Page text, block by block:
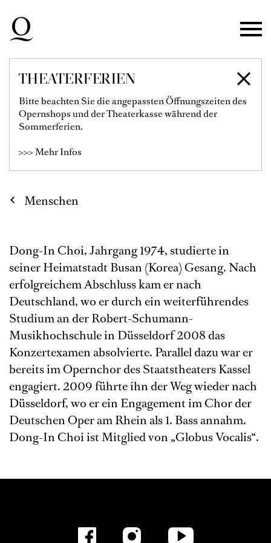
Zur Hauptnavigation springen
Zum Hauptinhalt springen
Zum Footer springen
THEATERFERIEN
Bitte beachten Sie die angepassten Öffnungszeiten des
Opernshops und der Theaterkasse während der
Sommerferien.
>>> Mehr Infos
DONG-IN CHOI
Menschen
Dong-In Choi, Jahrgang 1974, studierte in
seiner Heimatstadt Busan (Korea) Gesang. Nach
erfolgreichem Abschluss kam er nach
Deutschland, wo er durch ein weiterführendes
Studium an der Robert-Schumann-
Musikhochschule in Düsseldorf 2008 das
Konzertexamen absolvierte. Parallel dazu war er
bereits im Opernchor des Staatstheaters Kassel
engagiert. 2009 führte ihn der Weg wieder nach
Düsseldorf, wo er ein Engagement im Chor der
Deutschen Oper am Rhein als 1. Bass annahm.
Dong-In Choi ist Mitglied von „Globus Vocalis“.